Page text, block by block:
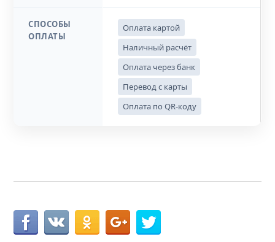
СПОСОБЫ
ОПЛАТЫ
Оплата картой
Наличный расчёт
Оплата через банк
Перевод с карты
Оплата по QR-коду